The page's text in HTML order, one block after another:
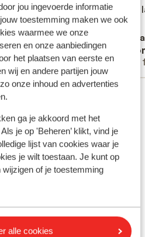
jou ingevoerde informatie
toestemming maken we ook
waarmee we onze
en onze aanbiedingen
het plaatsen van eerste en
wij en andere partijen jouw
onze inhoud en advertenties
ga je akkoord met het
je op 'Beheren’ klikt, vind je
lijst van cookies waar je
je wilt toestaan. Je kunt op
of je toestemming
alle cookies
et chambre
et chambre
(NL)
coupe
ado
coupe
ado
5 ervaringen